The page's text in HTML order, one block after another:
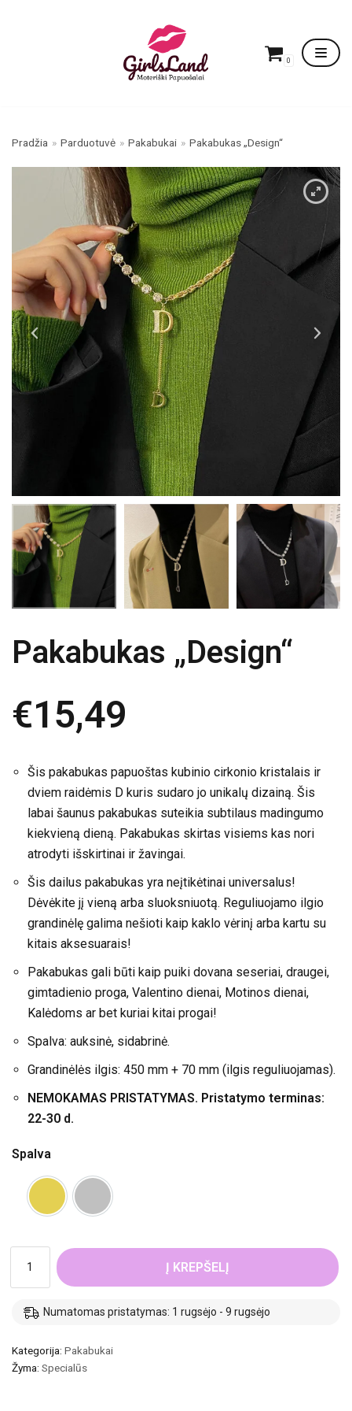
0
Pradžia » Parduotuvė » Pakabukai » Pakabukas „Design“
Pakabukas „Design“
€15,49
Šis pakabukas papuoštas kubinio cirkonio kristalais ir
dviem raidėmis D kuris sudaro jo unikalų dizainą. Šis
labai šaunus pakabukas suteikia subtilaus madingumo
kiekvieną dieną. Pakabukas skirtas visiems kas nori
atrodyti išskirtinai ir žavingai.
Šis dailus pakabukas yra neįtikėtinai universalus!
Dėvėkite jį vieną arba sluoksniuotą. Reguliuojamo ilgio
grandinėlę galima nešioti kaip kaklo vėrinį arba kartu su
kitais aksesuarais!
Pakabukas gali būti kaip puiki dovana seseriai, draugei,
gimtadienio proga, Valentino dienai, Motinos dienai,
Kalėdoms ar bet kuriai kitai progai!
Spalva: auksinė, sidabrinė.
Grandinėlės ilgis: 450 mm + 70 mm (ilgis reguliuojamas).
NEMOKAMAS PRISTATYMAS. Pristatymo terminas:
22-30 d.
Spalva
Į KREPŠELĮ
Numatomas pristatymas: 1 rugsėjo - 9 rugsėjo
Kategorija: Pakabukai
Žyma: Specialūs